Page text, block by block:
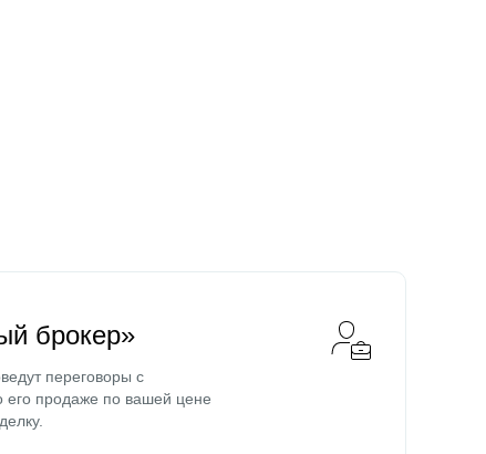
брокер»
переговоры с
продаже по вашей цене